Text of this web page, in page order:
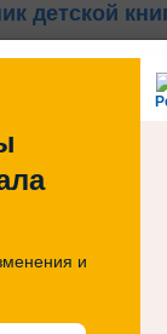
и
детской
В рамках
пройдёт XXIV
день чтения